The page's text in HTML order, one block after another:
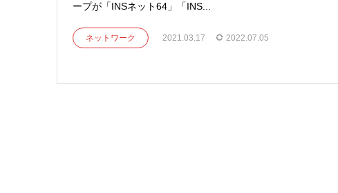
ープが「INSネット64」「INS...
ネットワーク 2021.03.17 2022.07.05